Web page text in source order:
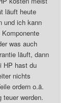
läuft heute
und ich kann
was auch
läuft, dann
HP hast du
nichts
ordern o.ä.
werden.